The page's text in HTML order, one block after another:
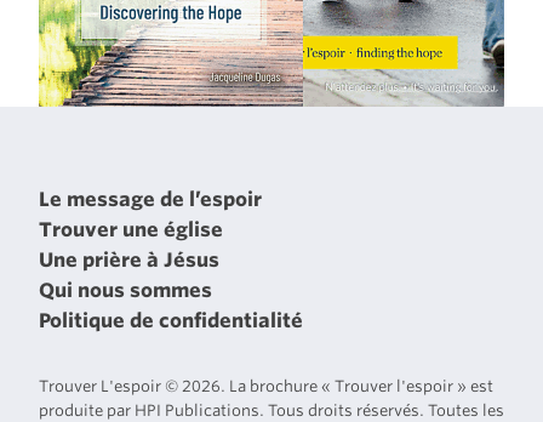
Le message de l’espoir
Trouver une église
Une prière à Jésus
Qui nous sommes
Politique de confidentialité
Trouver L'espoir © 2026. La brochure « Trouver l'espoir » est
produite par HPI Publications. Tous droits réservés. Toutes les